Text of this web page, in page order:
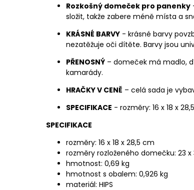
Rozkošný domeček pro panenky
složit, takže zabere méně místa a
KRÁSNÉ BARVY - krásné barvy
nezatěžuje oči dítěte. Barvy jsou
PŘENOSNÝ – domeček má madlo,
kamarády.
HRAČKY V CENĚ – celá sada je
SPECIFIKACE - rozměry: 16 x 18 x
SPECIFIKACE
rozměry: 16 x 18 x 28,5 cm
rozměry rozloženého domečku: 23 x
hmotnost: 0,69 kg
hmotnost s obalem: 0,926 kg
materiál: HIPS